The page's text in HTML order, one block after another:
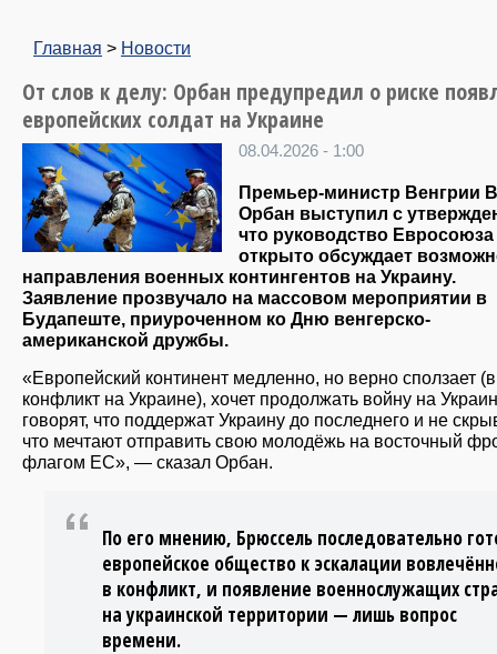
Главная > Новости
От слов к делу: Орбан предупредил о риске
европейских солдат на Украине
08.04.2026 - 1:00
Премьер-министр Венгрии
Орбан выступил с
что руководство Евросоюза
открыто обсуждает
направления военных контингентов на Украину.
Заявление прозвучало на массовом мероприятии в
Будапеште, приуроченном ко Дню венгерско-
американской дружбы.
«Европейский континент медленно, но верно сползает (в
конфликт на Украине), хочет продолжать войну на
говорят, что поддержат Украину до последнего и не
что мечтают отправить свою молодёжь на восточный
флагом ЕС», — сказал Орбан.
По его мнению, Брюссель последовательно
европейское общество к эскалации
в конфликт, и появление военнослужащих
на украинской территории — лишь вопрос
времени.